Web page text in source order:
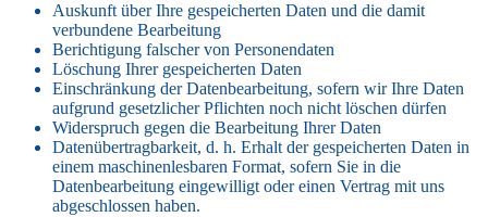
Auskunft über Ihre gespeicherten Daten und die damit
verbundene Bearbeitung
Berichtigung falscher von Personendaten
Löschung Ihrer gespeicherten Daten
Einschränkung der Datenbearbeitung, sofern wir Ihre Daten
aufgrund gesetzlicher Pflichten noch nicht löschen dürfen
Widerspruch gegen die Bearbeitung Ihrer Daten
Datenübertragbarkeit, d. h. Erhalt der gespeicherten Daten in
einem maschinenlesbaren Format, sofern Sie in die
Datenbearbeitung eingewilligt oder einen Vertrag mit uns
abgeschlossen haben.